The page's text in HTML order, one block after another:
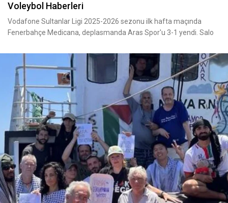
Voleybol Haberleri
Vodafone Sultanlar Ligi 2025-2026 sezonu ilk hafta maçında
Fenerbahçe Medicana, deplasmanda Aras Spor'u 3-1 yendi. Salo